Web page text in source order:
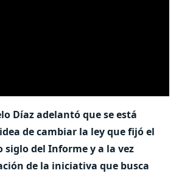
Díaz adelantó que se está
de cambiar la ley que fijó el
siglo del Informe y a la vez
de la iniciativa que busca